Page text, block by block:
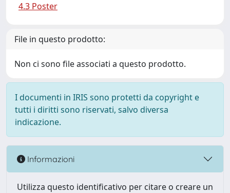
4.3 Poster
File in questo prodotto:
Non ci sono file associati a questo prodotto.
I documenti in IRIS sono protetti da copyright e
tutti i diritti sono riservati, salvo diversa
indicazione.
Informazioni
Utilizza questo identificativo per citare o creare un